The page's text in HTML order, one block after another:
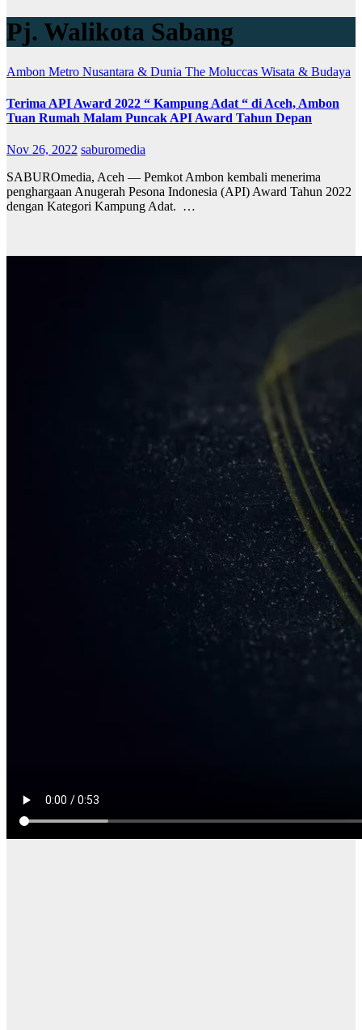
Pj. Walikota Sabang
Ambon Metro Nusantara & Dunia The Moluccas Wisata & Budaya
Terima API Award 2022 “ Kampung Adat “ di Aceh, Ambon
Tuan Rumah Malam Puncak API Award Tahun Depan
Nov 26, 2022 saburomedia
SABUROmedia, Aceh — Pemkot Ambon kembali menerima
penghargaan Anugerah Pesona Indonesia (API) Award Tahun 2022
dengan Kategori Kampung Adat. …